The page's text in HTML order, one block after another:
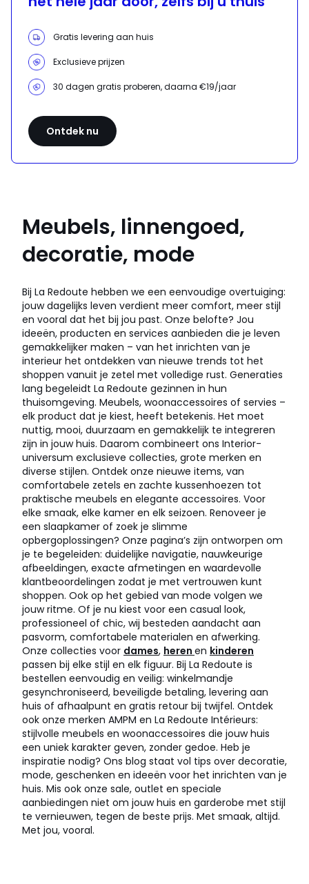
Gratis levering aan huis
Exclusieve prijzen
30 dagen gratis proberen, daarna €19/jaar
Ontdek nu
Meubels, linnengoed,
decoratie, mode
Bij La Redoute hebben we een eenvoudige overtuiging:
jouw dagelijks leven verdient meer comfort, meer stijl
en vooral dat het bij jou past. Onze belofte? Jou
ideeën, producten en services aanbieden die je leven
gemakkelijker maken – van het inrichten van je
interieur het ontdekken van nieuwe trends tot het
shoppen vanuit je zetel met volledige rust. Generaties
lang begeleidt La Redoute gezinnen in hun
thuisomgeving. Meubels, woonaccessoires of servies –
elk product dat je kiest, heeft betekenis. Het moet
nuttig, mooi, duurzaam en gemakkelijk te integreren
zijn in jouw huis. Daarom combineert ons Interior-
universum exclusieve collecties, grote merken en
diverse stijlen. Ontdek onze nieuwe items, van
comfortabele zetels en zachte kussenhoezen tot
praktische meubels en elegante accessoires. Voor
elke smaak, elke kamer en elk seizoen. Renoveer je
een slaapkamer of zoek je slimme
opbergoplossingen? Onze pagina’s zijn ontworpen om
je te begeleiden: duidelijke navigatie, nauwkeurige
afbeeldingen, exacte afmetingen en waardevolle
klantbeoordelingen zodat je met vertrouwen kunt
shoppen. Ook op het gebied van mode volgen we
jouw ritme. Of je nu kiest voor een casual look,
professioneel of chic, wij besteden aandacht aan
pasvorm, comfortabele materialen en afwerking.
Onze collecties voor dames, heren en kinderen
passen bij elke stijl en elk figuur. Bij La Redoute is
bestellen eenvoudig en veilig: winkelmandje
gesynchroniseerd, beveiligde betaling, levering aan
huis of afhaalpunt en gratis retour bij twijfel. Ontdek
ook onze merken AMPM en La Redoute Intérieurs:
stijlvolle meubels en woonaccessoires die jouw huis
een uniek karakter geven, zonder gedoe. Heb je
inspiratie nodig? Ons blog staat vol tips over decoratie,
mode, geschenken en ideeën voor het inrichten van je
huis. Mis ook onze sale, outlet en speciale
aanbiedingen niet om jouw huis en garderobe met stijl
te vernieuwen, tegen de beste prijs. Met smaak, altijd.
Met jou, vooral.